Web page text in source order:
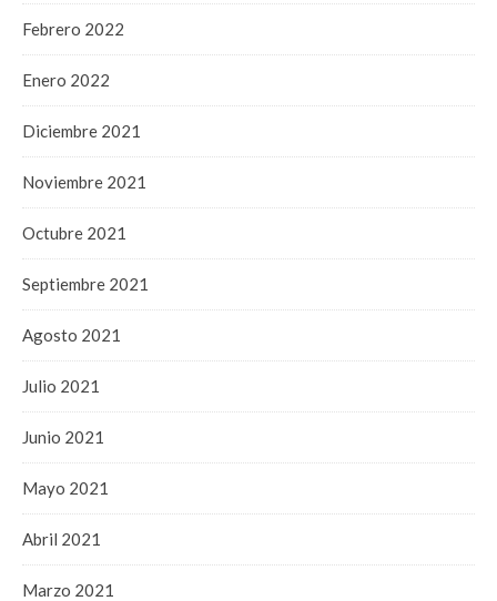
Febrero 2022
Enero 2022
Diciembre 2021
Noviembre 2021
Octubre 2021
Septiembre 2021
Agosto 2021
Julio 2021
Junio 2021
Mayo 2021
Abril 2021
Marzo 2021